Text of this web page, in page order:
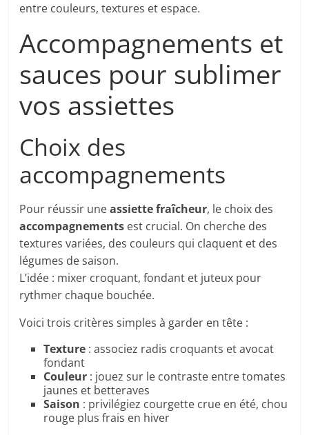
entre couleurs, textures et espace.
Accompagnements et
sauces pour sublimer
vos assiettes
Choix des
accompagnements
Pour réussir uneassiette fraîcheur, le choix des
accompagnements est crucial. On cherche des
textures variées, des couleurs qui claquent et des
légumes de saison.
L’idée : mixer croquant, fondant et juteux pour
rythmer chaque bouchée.
Voici trois critères simples à garder en tête :
Texture : associez radis croquants et avocat
fondant
Couleur : jouez sur le contraste entre tomates
jaunes et betteraves
Saison : privilégiez courgette crue en été, chou
rouge plus frais en hiver